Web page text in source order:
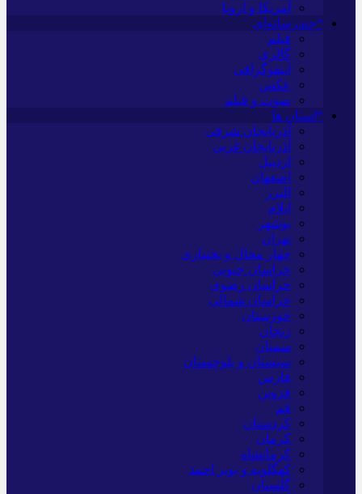
آمریکا و اروپا
*چندرسانه‌ای
فیلم
گالری
اینفوگرافی
عکس
صوت و فیلم
*استان ها
آذربایجان شرقی
آذربایجان غربی
اردبیل
اصفهان
البرز
ایلام
بوشهر
تهران
چهار محال و بختیاری
خراسان جنوبی
خراسان رضوی
خراسان شمالی
خوزستان
زنجان
سمنان
سیستان و بلوچستان
فارس
قزوین
قم
کردستان
کرمان
کرمانشاه
کهگلویه و بویر احمد
گلستان